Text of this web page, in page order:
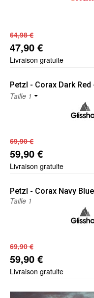
64,98 €
47,90 €
Livraison gratuite
Petzl - Corax Dark Red
Taille 1
69,90 €
59,90 €
Livraison gratuite
Petzl - Corax Navy
Taille 1
69,90 €
59,90 €
Livraison gratuite